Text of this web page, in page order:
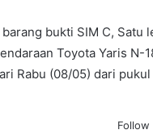
bukti SIM C,
Toyota Yaris
Rabu (08/05) dari
Follow